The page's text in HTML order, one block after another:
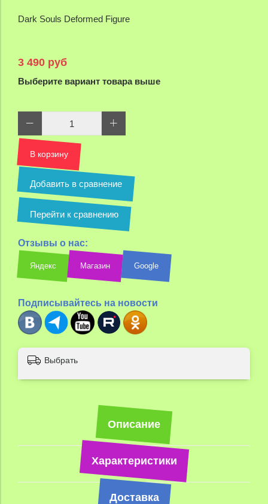
Dark Souls Deformed Figure
3 490 руб
Выберите вариант товара выше
В корзину
Добавить в сравнение
Перейти к сравнению
Отзывы о нас:
Яндекс Магазин Google
Подписывайтесь на новости
Выбрать
Описание
Характеристики
Доставка